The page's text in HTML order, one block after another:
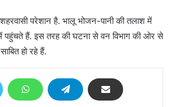
परेशान है. भालू भोजन-पानी की तलाश में
में पहुंचते हैं. इस तरह की घटना से वन विभाग की ओर से
हो रहे हैं.